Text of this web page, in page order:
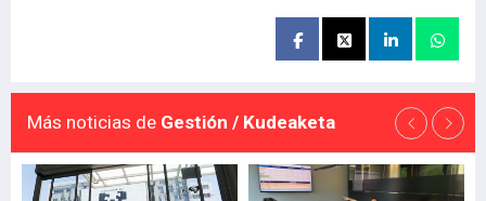
Más noticias de Gestión / Kudeaketa